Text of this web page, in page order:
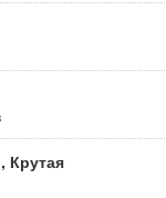
Крутая